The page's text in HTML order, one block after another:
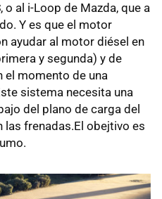
, o al i-Loop de Mazda, que a
Y es que el motor
ayudar al motor diésel en
y segunda) y de
el momento de una
sistema necesita una
del plano de carga del
las frenadas.El obejtivo es